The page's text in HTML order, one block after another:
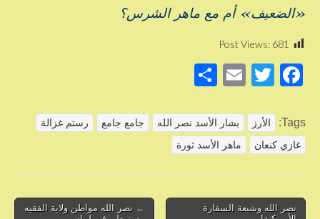
«الضعيف» أم مع ماهر الشرس؟
Post Views: 681
F
c
e
o
T
tt
er
E
ail
ar
e
Tags: الأرز بشار الأسد نصر الله جامع جامع
رستم غزالة
غازي كنعان
ماهر الأسد ثورة
Post
← نصر الله مواطن ولاية الفقيه
نصر الله وشيعة السفارة